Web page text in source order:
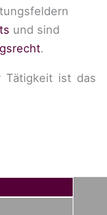
und sind
.
Tätigkeit ist das